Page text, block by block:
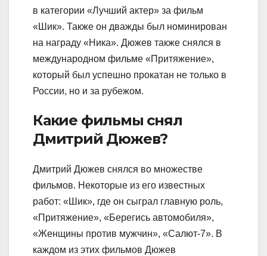
в категории «Лучший актер» за фильм
«Шик». Также он дважды был номинирован
на награду «Ника». Дюжев также снялся в
международном фильме «Притяжение»,
который был успешно прокатан не только в
России, но и за рубежом.
Какие фильмы снял
Дмитрий Дюжев?
Дмитрий Дюжев снялся во множестве
фильмов. Некоторые из его известных
работ: «Шик», где он сыграл главную роль,
«Притяжение», «Берегись автомобиля»,
«Женщины против мужчин», «Салют-7». В
каждом из этих фильмов Дюжев